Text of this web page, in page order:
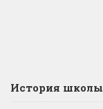
История школы